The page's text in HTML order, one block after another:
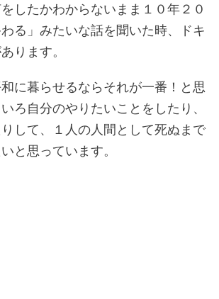
したかわからないまま１０年２０
る」みたいな話を聞いた時、ドキ
ります。
に暮らせるならそれが一番！と思
ろ自分のやりたいことをしたり、
して、１人の人間として死ぬまで
と思っています。